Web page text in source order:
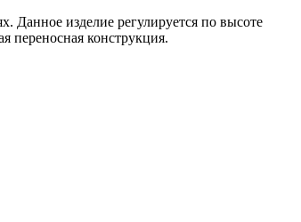
Данное изделие регулируется по высоте
переносная конструкция.